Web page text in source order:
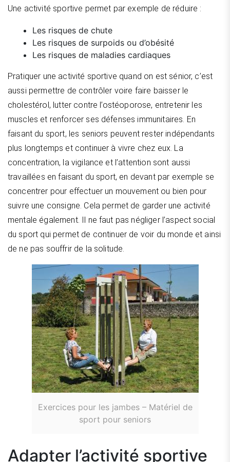
Une activité sportive permet par exemple de réduire :
Les risques de chute
Les risques de surpoids ou d’obésité
Les risques de maladies cardiaques
Pratiquer une activité sportive quand on est sénior, c’est
aussi permettre de contrôler voire faire baisser le
cholestérol, lutter contre l’ostéoporose, entretenir les
muscles et renforcer ses défenses immunitaires. En
faisant du sport, les seniors peuvent rester indépendants
plus longtemps et continuer à vivre chez eux. La
concentration, la vigilance et l’attention sont aussi
travaillées en faisant du sport, en devant par exemple se
concentrer pour effectuer un mouvement ou bien pour
suivre une consigne. Cela permet de garder une activité
mentale également. Il ne faut pas négliger l’aspect social
du sport qui permet de continuer de voir du monde et ainsi
de ne pas souffrir de la solitude.
Exercices pour les jambes – Matériel de
sport pour seniors
Adapter l’activité sportive